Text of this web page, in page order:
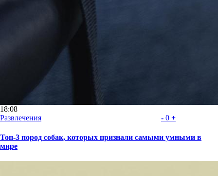
18:08
Развлечения
- 0 +
Топ-3 пород собак, которых признали самыми умными в
мире